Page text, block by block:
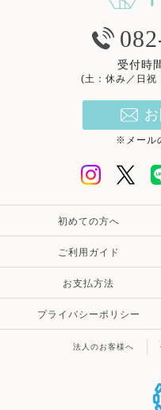
受付時
(土：休み／日祝
※メール
初めての方へ
ご利用ガイド
お支払方法
プライバシーポリシー
法人のお客様へ